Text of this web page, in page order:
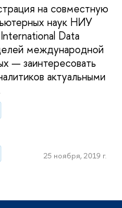
на совместную
наук НИУ
Data
международной
— заинтересовать
актуальными
25 ноября, 2019 г.